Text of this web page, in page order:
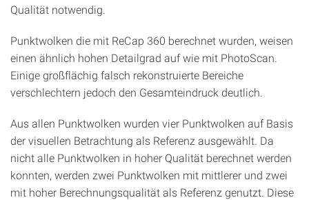
Qualität notwendig.
Punktwolken die mit ReCap 360 berechnet wurden, weisen
einen ähnlich hohen Detailgrad auf wie mit PhotoScan.
Einige großflächig falsch rekonstruierte Bereiche
verschlechtern jedoch den Gesamteindruck deutlich.
Aus allen Punktwolken wurden vier Punktwolken auf Basis
der visuellen Betrachtung als Referenz ausgewählt. Da
nicht alle Punktwolken in hoher Qualität berechnet werden
konnten, werden zwei Punktwolken mit mittlerer und zwei
mit hoher Berechnungsqualität als Referenz genutzt. Diese